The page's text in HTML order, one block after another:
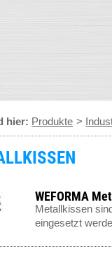
hier: Produkte >
WEFORMA
Metallkissen
eingesetzt